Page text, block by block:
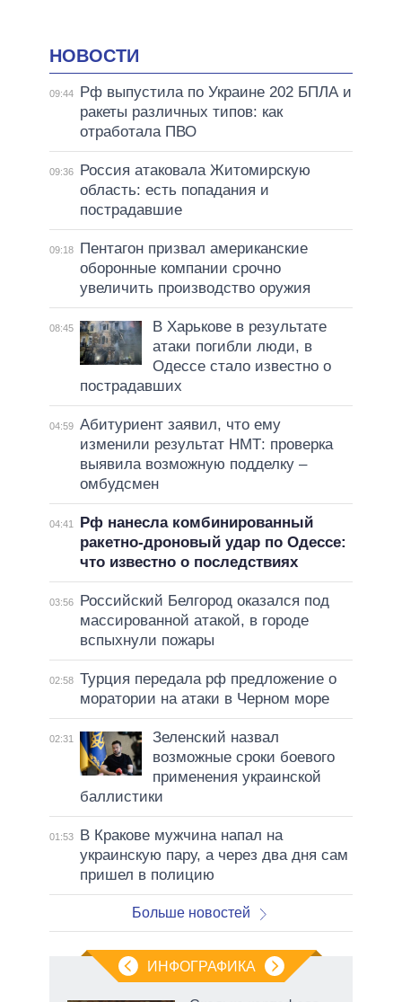
НОВОСТИ
09:44
Рф выпустила по Украине 202 БПЛА и
ракеты различных типов: как
отработала ПВО
09:36
Россия атаковала Житомирскую
область: есть попадания и
пострадавшие
09:18
Пентагон призвал американские
оборонные компании срочно
увеличить производство оружия
08:45
В Харькове в результате
атаки погибли люди, в
Одессе стало известно о
пострадавших
04:59 Абитуриент заявил, что ему
изменили результат НМТ: проверка
выявила возможную подделку –
омбудсмен
04:41
Рф нанесла комбинированный
ракетно-дроновый удар по Одессе:
что известно о последствиях
03:56
Российский Белгород оказался под
массированной атакой, в городе
вспыхнули пожары
02:58 Турция передала рф предложение о
моратории на атаки в Черном море
02:31
Зеленский назвал
возможные сроки боевого
применения украинской
баллистики
01:53
В Кракове мужчина напал на
украинскую пару, а через два дня сам
пришел в полицию
Больше новостей
ИНФОГРАФИКА